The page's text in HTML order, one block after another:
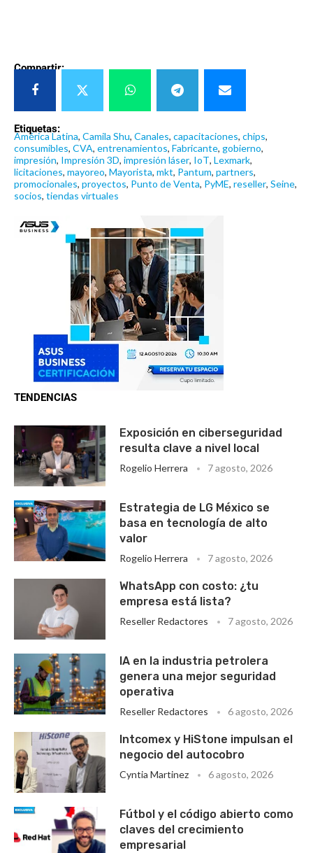
Compartir:
Etiquetas:
América Latina, Camila Shu, Canales, capacitaciones, chips,
consumibles, CVA, entrenamientos, Fabricante, gobierno,
impresión, Impresión 3D, impresión láser, IoT, Lexmark,
licitaciones, mayoreo, Mayorista, mkt, Pantum, partners,
promocionales, proyectos, Punto de Venta, PyME, reseller, Seine,
socios, tiendas virtuales
TENDENCIAS
Exposición en ciberseguridad
resulta clave a nivel local
Rogelio Herrera 7 agosto, 2026
Estrategia de LG México se
basa en tecnología de alto
valor
Rogelio Herrera 7 agosto, 2026
WhatsApp con costo: ¿tu
empresa está lista?
Reseller Redactores 7 agosto, 2026
IA en la industria petrolera
genera una mejor seguridad
operativa
Reseller Redactores 6 agosto, 2026
Intcomex y HiStone impulsan el
negocio del autocobro
Cyntia Martinez 6 agosto, 2026
Fútbol y el código abierto como
claves del crecimiento
empresarial